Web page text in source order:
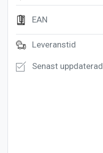
EAN
Leveranstid
Senast uppdaterad